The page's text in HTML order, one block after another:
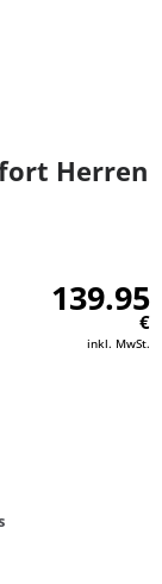
Herren
139.95
€
inkl. MwSt.